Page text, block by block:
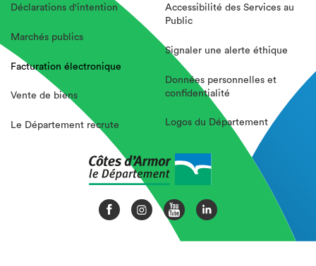
Déclarations d'intention
Marchés publics
Facturation électronique
Vente de biens
Le Département recrute
Accessibilité des Services au
Public
Signaler une alerte éthique
Données personnelles et
confidentialité
Logos du Département